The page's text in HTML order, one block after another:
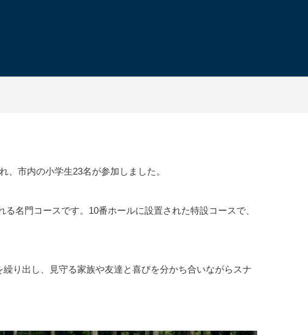
市内の小学生23名が参加しました。
名門コースです。10番ホールに設置された特設コースで、
り出し、見守る家族や友達と喜びを分かち合いながらスナ